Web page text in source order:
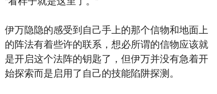
伊万隐隐的感受到自己手上的那个信物和地面上
的阵法有着些许的联系，想必所谓的信物应该就
是开启这个法阵的钥匙了，但伊万并没有急着开
始探索而是启用了自己的技能陷阱探测。